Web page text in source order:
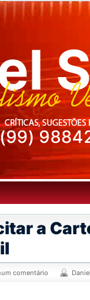
a
comentário